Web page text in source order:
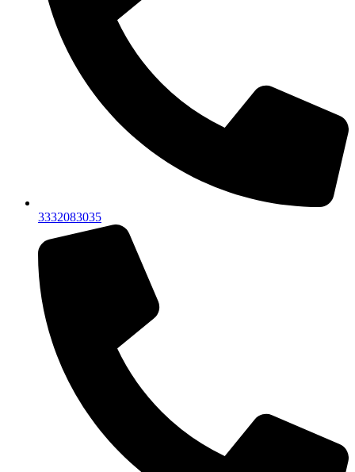
3332083035